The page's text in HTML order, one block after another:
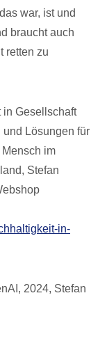
war, ist und
braucht auch
retten zu
in Gesellschaft
Lösungen für
im
Stefan
in-
2024, Stefan